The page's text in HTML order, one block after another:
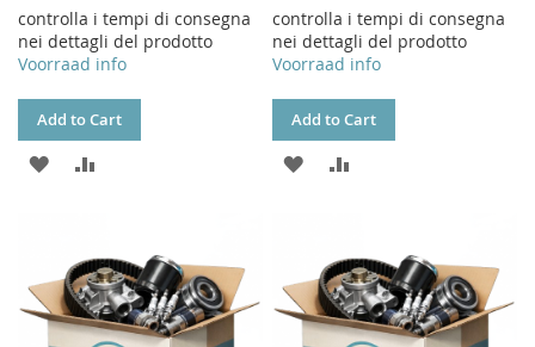
controlla i tempi di consegna
nei dettagli del prodotto
Voorraad info
Add to Cart
ADD
LIST
controlla i tempi di consegna
nei dettagli del prodotto
Voorraad info
Add to Cart
ADD
LIST